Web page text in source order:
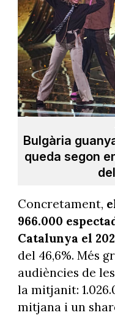
Bulgària
queda segon
Concretament,
966.000
Catalunya el
del 46,6%. Més
audiències de
la mitjanit:
mitjana i un